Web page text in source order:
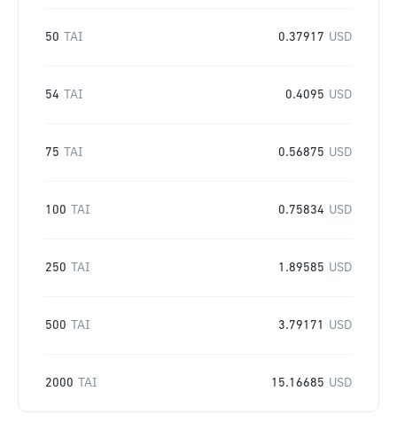
50 TAI 0.37917 USD
54 TAI 0.4095 USD
75 TAI 0.56875 USD
100 TAI 0.75834 USD
250 TAI 1.89585 USD
500 TAI 3.79171 USD
2000 TAI 15.16685 USD